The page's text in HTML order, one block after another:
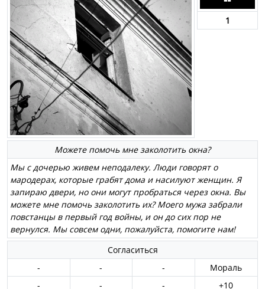
Можете помочь мне заколотить окна?
Мы с дочерью живем неподалеку. Люди говорят о
мародерах, которые грабят дома и насилуют женщин. Я
запираю двери, но они могут пробраться через окна. Вы
можете мне помочь заколотить их? Моего мужа забрали
повстанцы в первый год войны, и он до сих пор не
вернулся. Мы совсем одни, пожалуйста, помогите нам!
1
Согласиться
-
- -
Мораль
-
- - +10